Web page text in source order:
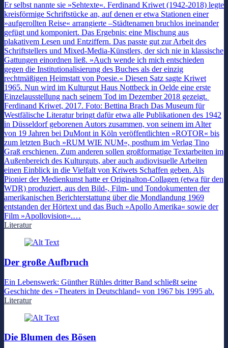
Er selbst nannte sie »Sehtexte«. Ferdinand Kriwet (1942-2018) legte
kreisförmige Schriftstücke an, auf denen er etwa Stationen einer
»aufgerollten Reise« arrangierte –Städtenamen bruchlos ineinander
gefügt und komponiert. Das Ergebnis: eine Mischung aus
plakativem Lesen und Entziffern. Das passte gut zur Arbeit des
Schriftstellers und Mixed-Media-Künstlers, der sich nie in klassische
Gattungen einordnen ließ. »Auch wende ich mich entschieden
gegen die Institutionalisierung des Buches als der einzig
rechtmäßigen Heimstatt von Poesie.« Diesen Satz sagte Kriwet
1965. Nun wird im Kulturgut Haus Nottbeck in Oelde eine erste
Einzelausstellung nach seinem Tod im Dezember 2018 gezeigt.
Ferdinand Kriwet, 2017. Foto: Bettina Brach Das Museum für
Westfälische Literatur bringt dafür etwa alle Publikationen des 1942
in Düsseldorf geborenen Autors zusammen, von seinem im Alter
von 19 Jahren bei DuMont in Köln veröffentlichten »ROTOR« bis
zum letzten Buch »RUM WIE NUM«, posthum im Verlag Tino
Graß erschienen. Zum anderen sollen großformatige Textarbeiten im
Außenbereich des Kulturguts, aber auch audiovisuelle Arbeiten
einen Einblick in die Vielfalt von Kriwets Schaffen geben. Als
Pionier der Medienkunst hatte er Originalton-Collagen (etwa für den
WDR) produziert, aus den Bild-, Film- und Tondokumenten der
amerikanischen Berichterstattung über die Mondlandung 1969
entstanden der Hörtext und das Buch »Apollo Amerika« sowie der
Film »Apollovision«.…
Literatur
Der große Aufbruch
Ein Lebenswerk: Günther Rühles dritter Band schließt seine
Geschichte des »Theaters in Deutschland« von 1967 bis 1995 ab.
Literatur
Die Blumen des Bösen